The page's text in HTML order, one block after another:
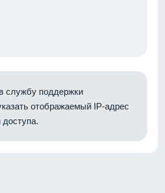
службу поддержки
отображаемый IP-адрес